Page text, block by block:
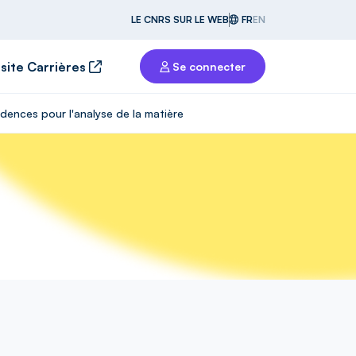
LE CNRS SUR LE WEB FREN
Carrières Se connecter
pour l'analyse de la matière